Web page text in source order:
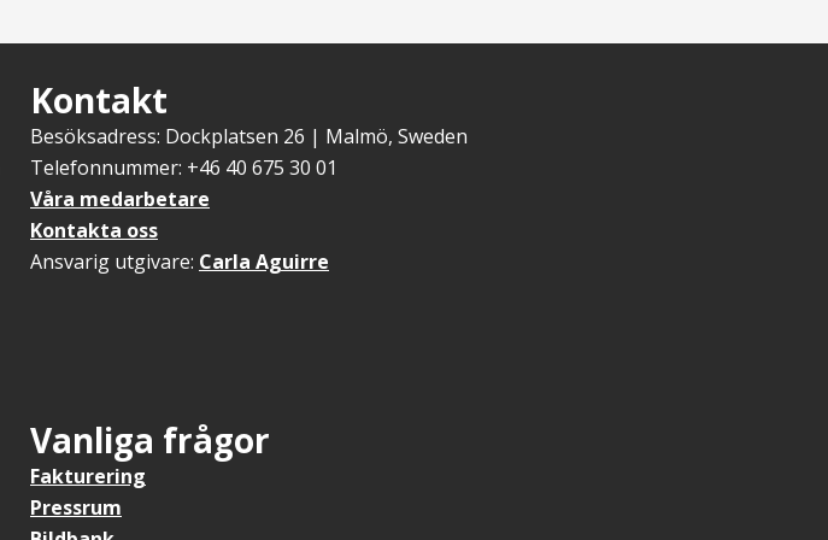
Kontakt
Besöksadress: Dockplatsen 26 | Malmö, Sweden
Telefonnummer: +46 40 675 30 01
Våra medarbetare
Kontakta oss
Ansvarig utgivare: Carla Aguirre
Vanliga frågor
Fakturering
Pressrum